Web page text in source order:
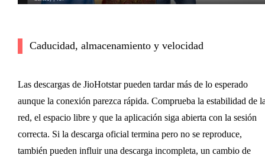
Caducidad, almacenamiento y velocidad
Las descargas de JioHotstar pueden tardar más de lo esperado
aunque la conexión parezca rápida. Comprueba la estabilidad de
red, el espacio libre y que la aplicación siga abierta con la sesión
correcta. Si la descarga oficial termina pero no se reproduce,
también pueden influir una descarga incompleta, un cambio de